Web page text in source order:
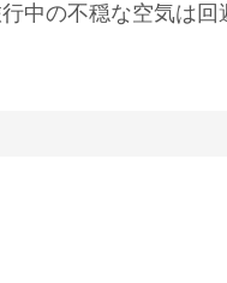
中の不穏な空気は回